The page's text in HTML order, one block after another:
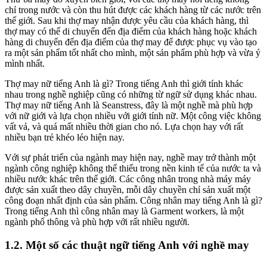
chỉ trong nước và còn thu hút được các khách hàng từ các nước trên
thế giới. Sau khi thợ may nhận được yêu cầu của khách hàng, thì
thợ may có thể di chuyển đến địa điểm của khách hàng hoặc khách
hàng di chuyển đến địa điểm của thợ may để được phục vụ vào tạo
ra một sản phẩm tốt nhất cho mình, một sản phẩm phù hợp và vừa ý
mình nhất.
Thợ may nữ tiếng Anh là gì? Trong tiếng Anh thì giới tính khác
nhau trong nghề nghiệp cũng có những từ ngữ sử dụng khác nhau.
Thợ may nữ tiếng Anh là Seanstress, đây là một nghề mà phù hợp
với nữ giới và lựa chọn nhiều với giới tính nữ. Một công việc không
vất vả, và quá mất nhiều thời gian cho nó. Lựa chọn hay với rất
nhiều bạn trẻ khéo léo hiện nay.
Với sự phát triển của ngành may hiện nay, nghề may trở thành một
ngành công nghiệp không thể thiếu trong nền kinh tế của nước ta và
nhiều nước khác trên thế giới. Các công nhân trong nhà máy máy
được sản xuất theo dây chuyền, mỗi dây chuyền chỉ sản xuất một
công đoạn nhất định của sản phẩm. Công nhân may tiếng Anh là gì?
Trong tiếng Anh thì công nhân may là Garment workers, là một
ngành phổ thông và phù hợp với rất nhiều người.
1.2. Một số các thuật ngữ tiếng Anh với nghề may